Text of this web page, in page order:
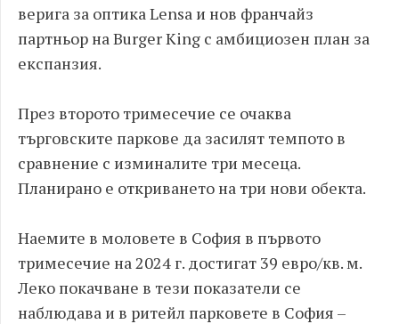
верига за оптика Lensa и нов франчайз
партньор на Burger King с амбициозен план за
експанзия.
През второто тримесечие се очаква
търговските паркове да засилят темпото в
сравнение с изминалите три месеца.
Планирано е откриването на три нови обекта.
Наемите в моловете в София в първото
тримесечие на 2024 г. достигат 39 евро/кв. м.
Леко покачване в тези показатели се
наблюдава и в ритейл парковете в София –